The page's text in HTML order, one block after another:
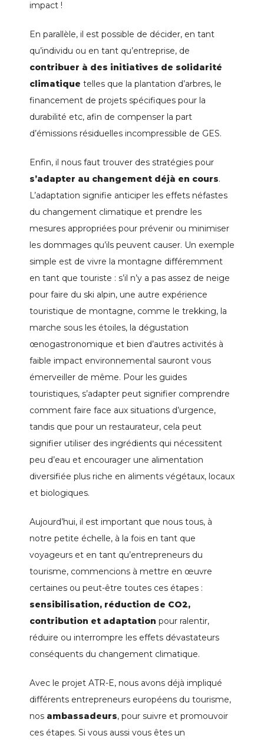
impact !
En parallèle, il est possible de décider, en tant
qu’individu ou en tant qu’entreprise, de
contribuer à des initiatives de solidarité
climatique telles que la plantation d’arbres, le
financement de projets spécifiques pour la
durabilité etc, afin de compenser la part
d’émissions résiduelles incompressible de GES.
Enfin, il nous faut trouver des stratégies pour
s’adapter au changement déjà en cours.
L’adaptation signifie anticiper les effets néfastes
du changement climatique et prendre les
mesures appropriées pour prévenir ou minimiser
les dommages qu’ils peuvent causer. Un exemple
simple est de vivre la montagne différemment
en tant que touriste : s’il n’y a pas assez de neige
pour faire du ski alpin, une autre expérience
touristique de montagne, comme le trekking, la
marche sous les étoiles, la dégustation
œnogastronomique et bien d’autres activités à
faible impact environnemental sauront vous
émerveiller de même. Pour les guides
touristiques, s’adapter peut signifier comprendre
comment faire face aux situations d’urgence,
tandis que pour un restaurateur, cela peut
signifier utiliser des ingrédients qui nécessitent
peu d’eau et encourager une alimentation
diversifiée plus riche en aliments végétaux, locaux
et biologiques.
Aujourd’hui, il est important que nous tous, à
notre petite échelle, à la fois en tant que
voyageurs et en tant qu’entrepreneurs du
tourisme, commencions à mettre en œuvre
certaines ou peut-être toutes ces étapes :
sensibilisation, réduction de CO2,
contribution et adaptation pour ralentir,
réduire ou interrompre les effets dévastateurs
conséquents du changement climatique.
Avec le projet ATR-E, nous avons déjà impliqué
différents entrepreneurs européens du tourisme,
nos ambassadeurs, pour suivre et promouvoir
ces étapes. Si vous aussi vous êtes un